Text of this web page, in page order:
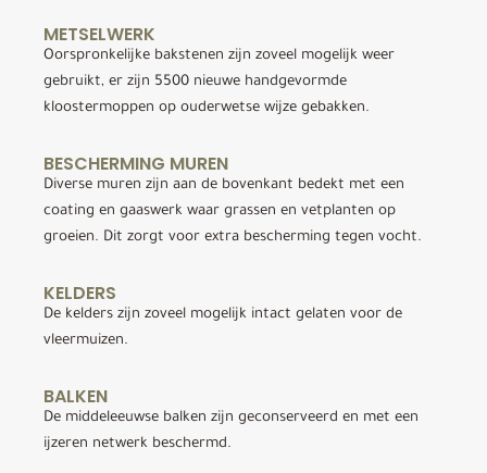
METSELWERK
Oorspronkelijke bakstenen zijn zoveel mogelijk weer
gebruikt, er zijn 5500 nieuwe handgevormde
kloostermoppen op ouderwetse wijze gebakken.
BESCHERMING MUREN
Diverse muren zijn aan de bovenkant bedekt met een
coating en gaaswerk waar grassen en vetplanten op
groeien. Dit zorgt voor extra bescherming tegen vocht.
KELDERS
De kelders zijn zoveel mogelijk intact gelaten voor de
vleermuizen.
BALKEN
De middeleeuwse balken zijn geconserveerd en met een
ijzeren netwerk beschermd.